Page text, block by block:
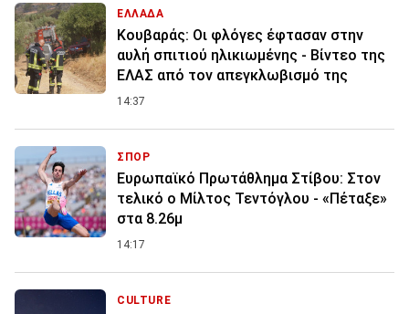
ΕΛΛΑΔΑ
Κουβαράς: Οι φλόγες έφτασαν στην
αυλή σπιτιού ηλικιωμένης - Βίντεο της
ΕΛΑΣ από τον απεγκλωβισμό της
14:37
ΣΠΟΡ
Ευρωπαϊκό Πρωτάθλημα Στίβου: Στον
τελικό ο Μίλτος Τεντόγλου - «Πέταξε»
στα 8.26μ
14:17
CULTURE